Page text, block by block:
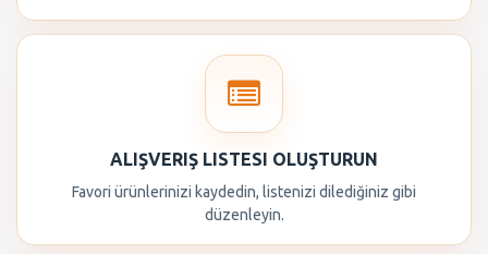
ALIŞVERIŞ LISTESI OLUŞTURUN
Favori ürünlerinizi kaydedin, listenizi dilediğiniz gibi
düzenleyin.